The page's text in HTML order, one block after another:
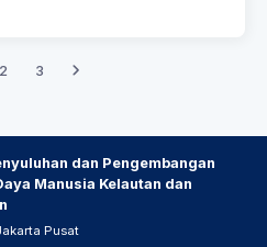
2 3
dan Pengembangan
Manusia Kelautan dan
Pusat